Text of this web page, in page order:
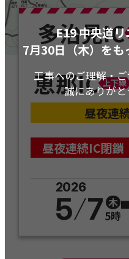
工事概要
CM・リー
キャンペ
多治見IC
恵那IC 上下線
昼夜連
昼夜連続IC閉鎖
2026
5 7 木
5時
E19 中央道
7月30日（木）をも
工事へのご理解・
誠にありが